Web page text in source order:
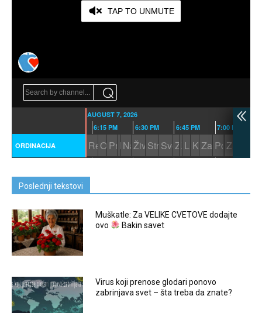
Poslednji tekstovi
Muškatle: Za VELIKE CVETOVE dodajte
ovo
Bakin savet
Virus koji prenose glodari ponovo
zabrinjava svet – šta treba da znate?